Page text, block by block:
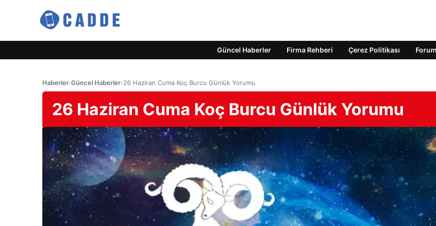
Güncel Haberler Firma Rehberi Çerez Politikası Forum
Haberler›Güncel Haberler›26 Haziran Cuma Koç Burcu Günlük Yorumu
26 Haziran Cuma Koç Burcu Günlük Yorumu